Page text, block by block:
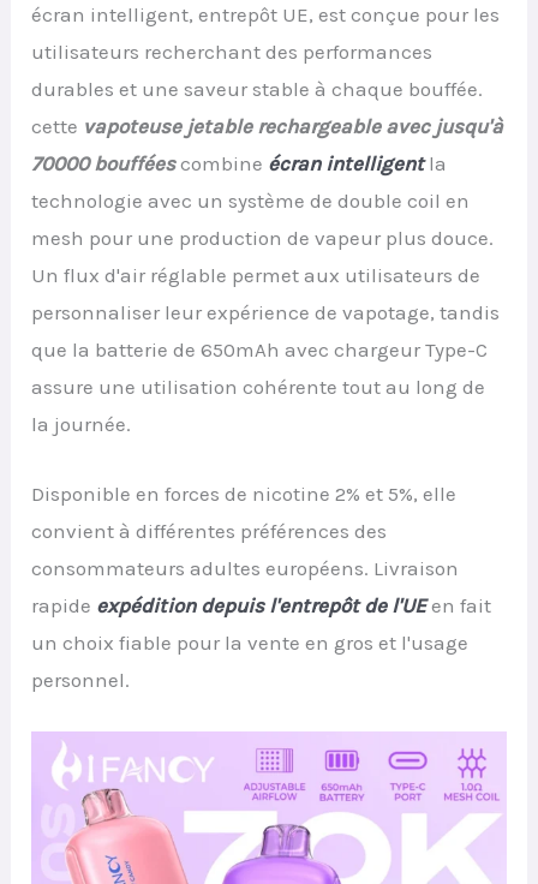
écran intelligent, entrepôt UE, est conçue pour les
utilisateurs recherchant des performances
durables et une saveur stable à chaque bouffée.
cette vapoteuse jetable rechargeable avec jusqu'à
70000 boufféescombine écran intelligentla
technologie avec un système de double coil en
mesh pour une production de vapeur plus douce.
Un flux d'air réglable permet aux utilisateurs de
personnaliser leur expérience de vapotage, tandis
que la batterie de 650mAh avec chargeur Type-C
assure une utilisation cohérente tout au long de
la journée.
Disponible en forces de nicotine 2% et 5%, elle
convient à différentes préférences des
consommateurs adultes européens. Livraison
rapide expédition depuis l'entrepôt de l'UEen fait
un choix fiable pour la vente en gros et l'usage
personnel.